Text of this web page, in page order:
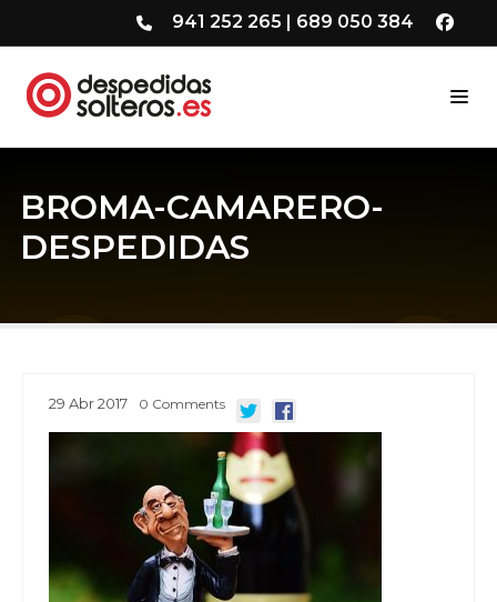
941 252 265 | 689 050 384
BROMA-CAMARERO-
DESPEDIDAS
29 Abr2017 0 Comments